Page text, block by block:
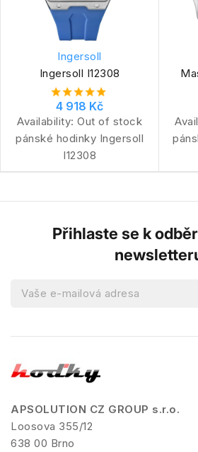
Ingersoll
Ingersoll I12308
4 918 Kč
Availability: Out of stock
pánské hodinky Ingersoll
I12308
Přihlaste se k
APSOLUTION CZ GROUP s.r.o.
Loosova 355/12
638 00 Brno